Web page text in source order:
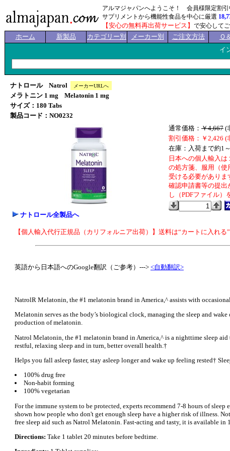
アルマジャパンへようこそ！ 会員様限定割引
サプリメントから機能性食品を中心に厳選
【安心の無料再出荷サービス】 で安心して
ホーム 新製品 カテゴリー別 メーカー別 ご注文方法 Ｑ
イ
ナトロール Natrol メーカーURLへ
メラトニン 1 mg Melatonin 1 mg
サイズ：180 Tabs
製品コード：NO0232
ナトロール全製品へ
通常価格： ￥4,667 (
割引価格：￥2,426 (
在庫：入荷まで約1
日本への個人輸入
の処方箋、服用（使
受ける必要がありま
確認申請書等の提出
し（PDFファイル）
【個人輸入代行正規品（カリフォルニア出荷）】送料は“カートに入れる
英語から日本語へのGoogle翻訳（ご参考）---> <自動翻訳>
NatrolR Melatonin, the #1 melatonin brand in America,^ assists with
Melatonin serves as the body’s biological clock, managing the sleep and
production of melatonin.
Natrol Melatonin, the #1 melatonin brand in America,^ is a nighttime sleep
restful, relaxing sleep and in turn, better overall health.†
Helps you fall asleep faster, stay asleep longer and wake up feeling rested†
100% drug free
Non-habit forming
100% vegetarian
For the immune system to be protected, experts recommend 7-8 hours of
shown how people who don't get enough sleep have a higher risk of illness.
free sleep aid such as Natrol Melatonin. Fast-acting and tasty, it is available in
Directions: Take 1 tablet 20 minutes before bedtime.